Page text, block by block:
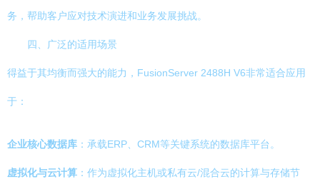
务，帮助客户应对技术演进和业务发展挑战。
四、广泛的适用场景
得益于其均衡而强大的能力，FusionServer 2488H V6非常适合应用
于：
企业核心数据库 ：承载ERP、CRM等关键系统的数据库平台。
虚拟化与云计算 ：作为虚拟化主机或私有云/混合云的计算与存储节